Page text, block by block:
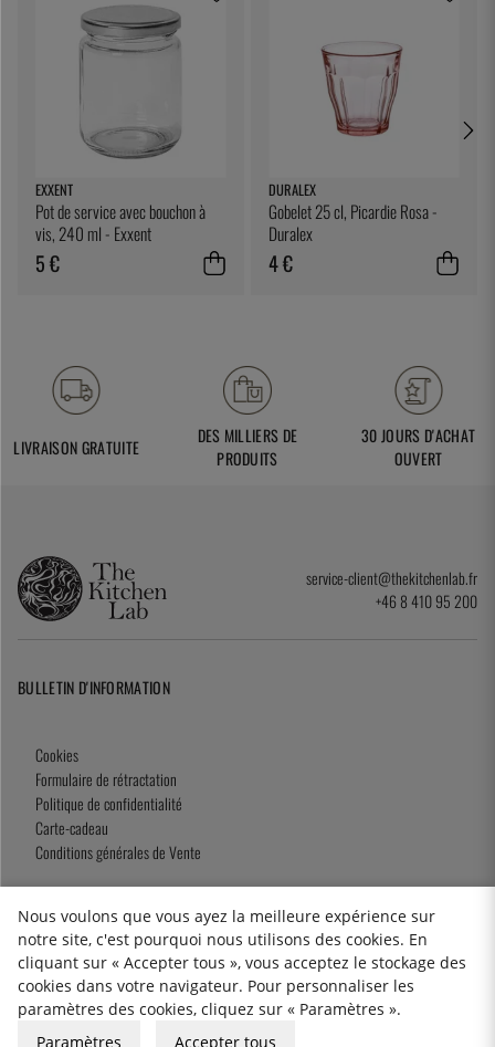
EXXENT
Pot de service avec bouchon à
vis, 240 ml - Exxent
5 €
DURALEX
Gobelet 25 cl, Picardie Rosa -
Duralex
4 €
LIVRAISON GRATUITE
DES MILLIERS DE
PRODUITS
30 JOURS D'ACHAT
OUVERT
service-client@thekitchenlab.fr
+46 8 410 95 200
BULLETIN D'INFORMATION
Cookies
Formulaire de rétractation
Politique de confidentialité
Carte-cadeau
Conditions générales de Vente
2026 KitchenLab AB
Nous voulons que vous ayez la meilleure expérience sur
notre site, c'est pourquoi nous utilisons des cookies. En
cliquant sur « Accepter tous », vous acceptez le stockage des
cookies dans votre navigateur. Pour personnaliser les
paramètres des cookies, cliquez sur « Paramètres ».
Paramètres
Accepter tous